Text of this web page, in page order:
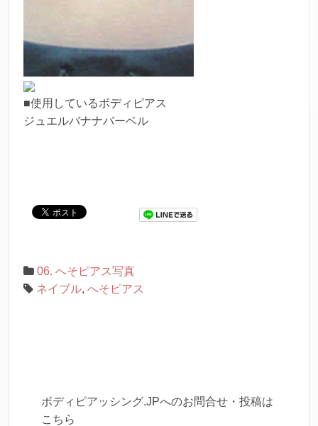
■使用しているボディピアス
ジュエルバナナバーベル
06. へそピアス写真
ネイブル, へそピアス
ボディピアッシング.JPへのお問合せ・投稿は
こちら